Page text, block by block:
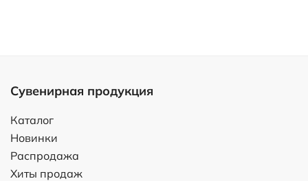
Сувенирная продукция
Каталог
Новинки
Распродажа
Хиты продаж